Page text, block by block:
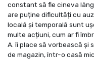
constant să fie cineva
are puține dificultăți cu
locală și temporală sunt
multe acțiuni, cum ar fi
A. îi place să vorbească și
de magazin, într-o casă